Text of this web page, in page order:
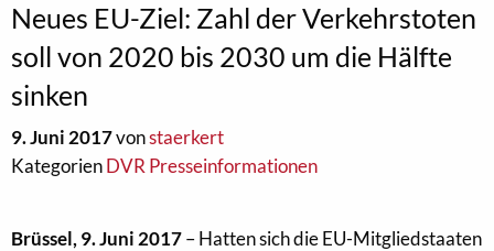
Neues EU-Ziel: Zahl der Verkehrstoten
soll von 2020 bis 2030 um die Hälfte
sinken
9. Juni 2017vonstaerkert
KategorienDVR Presseinformationen
Brüssel, 9. Juni 2017– Hatten sich die EU-Mitgliedstaaten